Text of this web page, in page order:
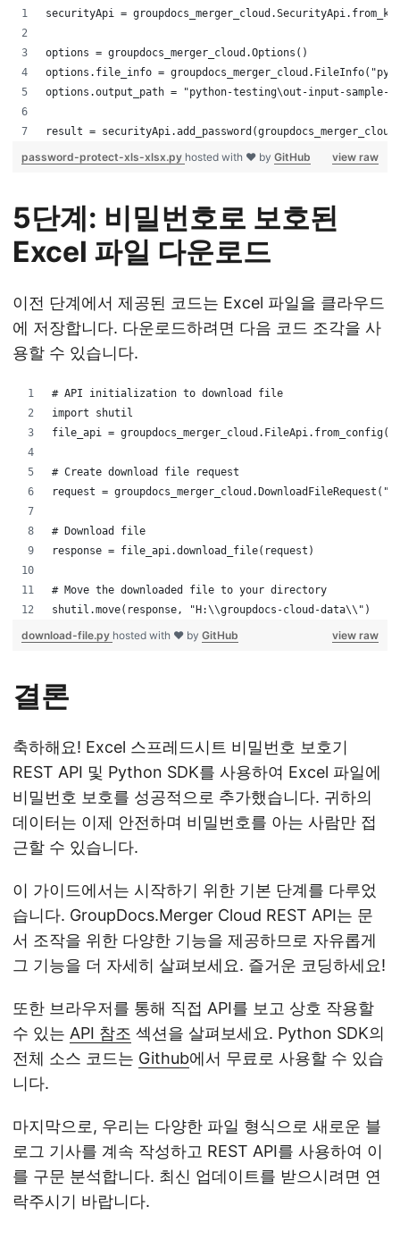
securityApi =
options = groupdocs_merger_cloud.Options()
options.file_info =
options.output_path = "python-testing\out-input-
result =
view raw
password-protect-xls-xlsx.py hosted with ❤ by GitHub
5단계: 비밀번호로 보호된
Excel 파일 다운로드
이전 단계에서 제공된 코드는 Excel 파일을 클라우드
에 저장합니다. 다운로드하려면 다음 코드 조각을 사
용할 수 있습니다.
# API initialization to download file
import shutil
file_api =
# Create download file request
request =
# Download file
response = file_api.download_file(request)
# Move the downloaded file to your directory
shutil.move(response, "H:\\groupdocs-cloud-data\\")
view raw
download-file.py hosted with ❤ by GitHub
결론
축하해요! Excel 스프레드시트 비밀번호 보호기
REST API 및 Python SDK를 사용하여 Excel 파일에
비밀번호 보호를 성공적으로 추가했습니다. 귀하의
데이터는 이제 안전하며 비밀번호를 아는 사람만 접
근할 수 있습니다.
이 가이드에서는 시작하기 위한 기본 단계를 다루었
습니다. GroupDocs.Merger Cloud REST API는 문
서 조작을 위한 다양한 기능을 제공하므로 자유롭게
그 기능을 더 자세히 살펴보세요. 즐거운 코딩하세요!
또한 브라우저를 통해 직접 API를 보고 상호 작용할
수 있는 API 참조 섹션을 살펴보세요. Python SDK의
전체 소스 코드는 Github에서 무료로 사용할 수 있습
니다.
마지막으로, 우리는 다양한 파일 형식으로 새로운 블
로그 기사를 계속 작성하고 REST API를 사용하여 이
를 구문 분석합니다. 최신 업데이트를 받으시려면 연
락주시기 바랍니다.